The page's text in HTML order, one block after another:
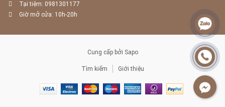
Tại tiệm: 0981301177
Giờ mở cửa: 10h-20h
Cung cấp bởi Sapo
Tìm kiếm Giới thiệu